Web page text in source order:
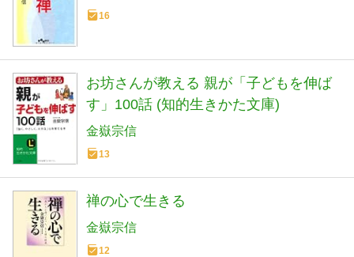
16
お坊さんが教える 親が「子どもを伸ば
す」100話 (知的生きかた文庫)
金嶽宗信
13
禅の心で生きる
金嶽宗信
12